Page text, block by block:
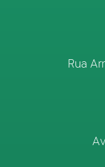
Rua